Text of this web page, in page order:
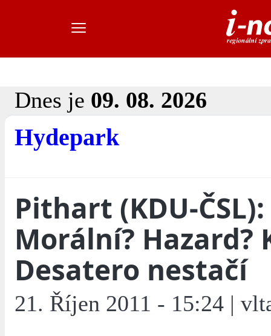
Dnes je 09. 08. 2026
Hydepark
Pithart (KDU-ČSL):
Morální? Hazard?
Desatero nestačí
21. Říjen 2011 - 15:24 |